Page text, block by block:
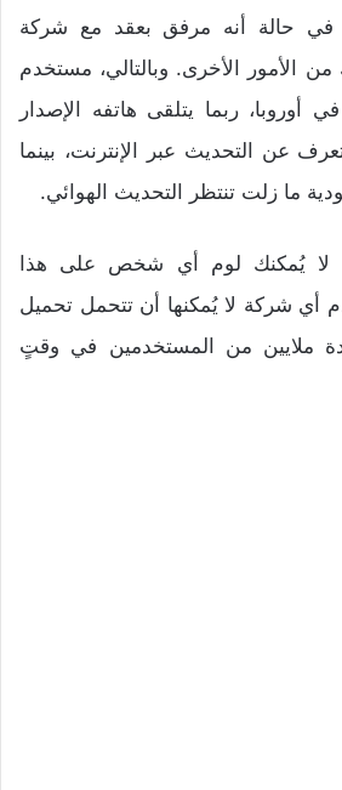
في حالة أنه مرفق بعقد مع شركة
من الأمور الأخرى. وبالتالي، مستخدم
لهاتف OnePlus 10 في أوروبا، ربما يتلقى هاتفه الإصدار
عن التحديث عبر الإنترنت، بينما
ما زلت تنتظر التحديث الهوائي.
لا يُمكنك لوم أي شخص على هذا
أي شركة لا يُمكنها أن تتحمل تحميل
ملايين من المستخدمين في وقتٍ